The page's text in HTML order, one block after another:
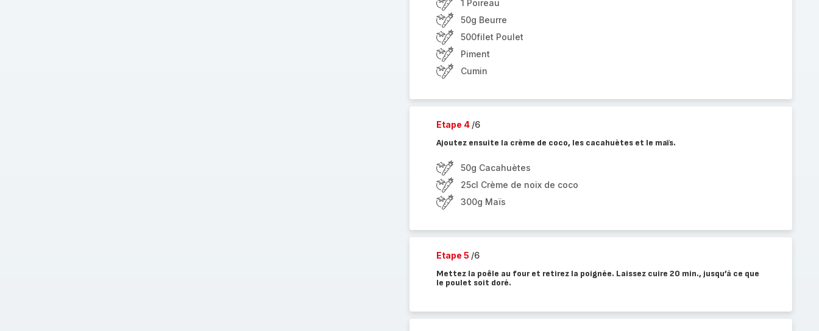
1 Poireau
50g Beurre
500filet Poulet
Piment
Cumin
Etape 4 /6
Ajoutez ensuite la crème de coco, les cacahuètes et le maïs.
50g Cacahuètes
25cl Crème de noix de coco
300g Maïs
Etape 5 /6
Mettez la poêle au four et retirez la poignée. Laissez cuire 20 min., jusqu’à ce que
le poulet soit doré.